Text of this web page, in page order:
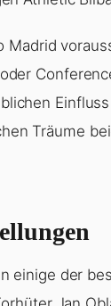
Träume
einige der